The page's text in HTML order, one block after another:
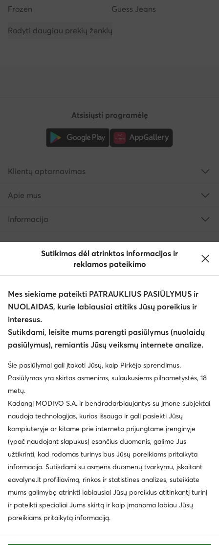
Frozen Guess Jeans
Rodyti daugiau prekių ženklų
Atsisiųsti programėlę
Klientų aptarnavimas
Apie mus
Informacija
© eavalyne.lt 2026
Taisyklės
Pakeisti nustatymus
Privatumo politika
Duomenų apsauga
Sutikimas dėl atrinktos informacijos ir
reklamos pateikimo
Mes siekiame pateikti PATRAUKLIUS PASIŪLYMUS ir
NUOLAIDAS, kurie labiausiai atitiks Jūsų poreikius ir
interesus.
Sutikdami, leisite mums parengti pasiūlymus (nuolaidų
pasiūlymus), remiantis Jūsų veiksmų internete analize.
Šie pasiūlymai gali įtakoti Jūsų, kaip Pirkėjo sprendimus.
Pasiūlymas yra skirtas asmenims, sulaukusiems pilnametystės, 18
metų.
Kadangi MODIVO S.A. ir bendradarbiaujantys su įmone subjektai
naudoja technologijas, kurios išsaugo ir gali pasiekti Jūsų
kompiuteryje ar kitame prie interneto prijungtame įrenginyje
(ypač naudojant slapukus) esančius duomenis, galime Jus
užtikrinti, kad rodomas turinys bus Jūsų poreikiams pritaikyta
informacija. Sutikdami su asmens duomenų tvarkymu, įskaitant
eavalyne.lt profiliavimą, rinkos ir statistines analizes, suteikiate
mums galimybę atrinkti labiausiai Jūsų poreikius atitinkantį turinį
ir pateikti specialiai Jums skirtą ir kaip įmanoma labiau Jūsų
poreikiams pritaikytą informaciją.